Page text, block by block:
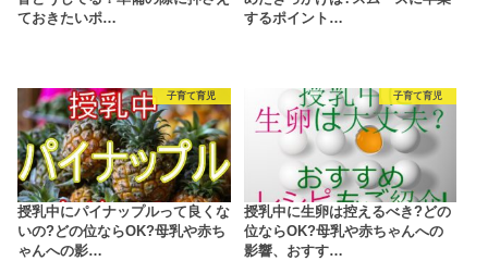
ておきたいポ…
するポイント…
子育て育児
授乳中にパイナップルって良くな
いの?どの位ならOK?母乳や赤ち
ゃんへの影…
子育て育児
授乳中に生卵は控えるべき?どの
位ならOK?母乳や赤ちゃんへの
影響、おすす…